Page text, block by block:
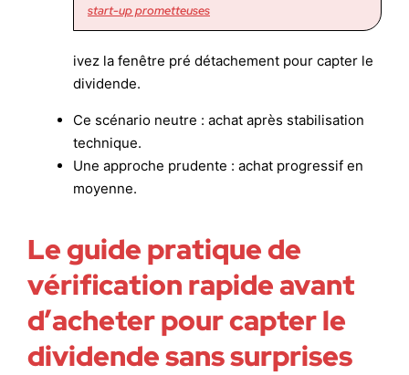
start-up prometteuses
ivez la fenêtre pré détachement pour capter le
dividende.
Ce scénario neutre : achat après stabilisation
technique.
Une approche prudente : achat progressif en
moyenne.
Le guide pratique de
vérification rapide avant
d’acheter pour capter le
dividende sans surprises